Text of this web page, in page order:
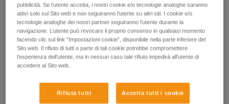
Esempi Esempi
Esempi di situazioni a rischio sul campo
pubblicità. Se l’utente accetta, i nostri cookie e/o tecnologie analoghe saranno
attivi solo sul Sito web e non seguiranno l’utente su altri siti. I cookie e/o
tecnologie analoghe dei nostri partner seguiranno l’utente durante la
navigazione. L’utente può revocare il proprio consenso in qualsiasi momento
facendo clic sul link “Impostazioni cookie”, disponibile nella parte inferiore del
Sito web. Il rifiuto di tutti o parte di tali cookie potrebbe compromettere
l’esperienza dell’utente, ma in nessun caso tale rifiuto impedirà all’utente di
accedere al Sito web.
Rifiuta tutti Accetta tutti i cookie